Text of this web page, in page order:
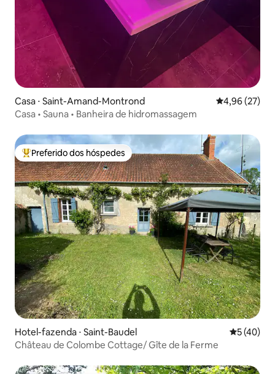
Casa ⋅ Saint-Amand-Montrond 4,96 de uma
4,96 (27)
Casa • Sauna • Banheira de hidromassagem
Entre os melhores preferidos dos hóspedes
Preferido dos hóspedes
Hotel-fazenda ⋅ Saint-Baudel 5 de uma
5 (40)
Château de Colombe Cottage/ Gîte de la Ferme